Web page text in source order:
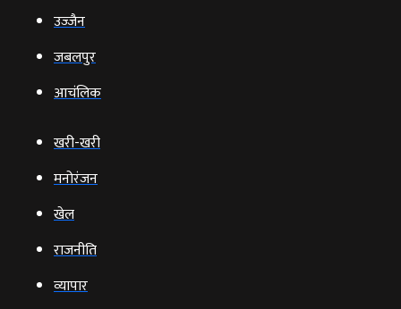
उज्‍जैन
जबलपुर
आचंलिक
खरी-खरी
मनोरंजन
खेल
राजनीति
व्‍यापार